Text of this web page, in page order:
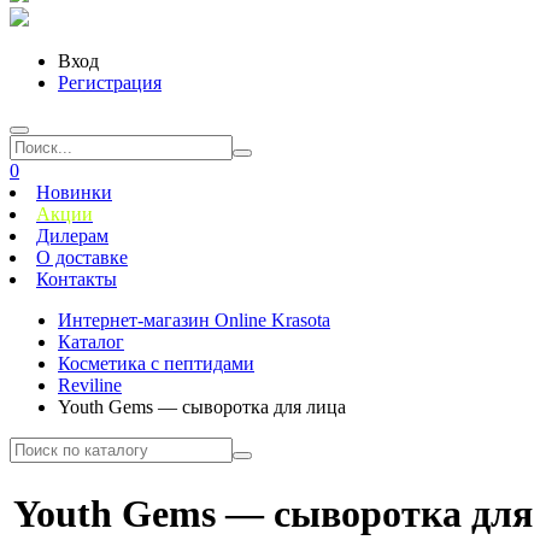
Вход
Регистрация
0
Новинки
Акции
Дилерам
О доставке
Контакты
Интернет-магазин Online Krasota
Каталог
Косметика с пептидами
Reviline
Youth Gems — сыворотка для лица
Youth Gems — сыворотка